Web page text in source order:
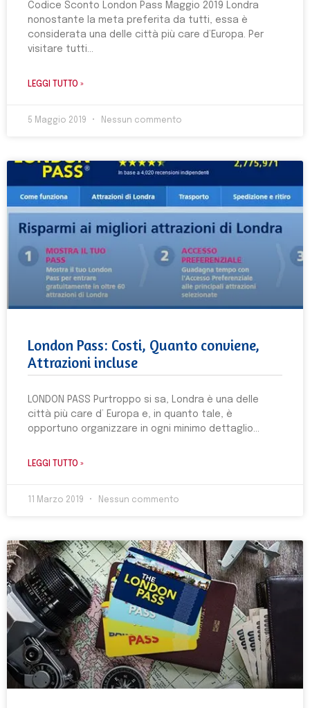
Codice Sconto London Pass Maggio 2019 Londra
nonostante la meta preferita da tutti, essa è
considerata una delle città più care d’Europa. Per
visitare tutti
LEGGI TUTTO »
5 Maggio 2019 Nessun commento
London Pass: Costi, Quanto conviene,
Attrazioni incluse
LONDON PASS Purtroppo si sa, Londra è una delle
città più care d’ Europa e, in quanto tale, è
opportuno organizzare in ogni minimo dettaglio
LEGGI TUTTO »
11 Marzo 2019 Nessun commento